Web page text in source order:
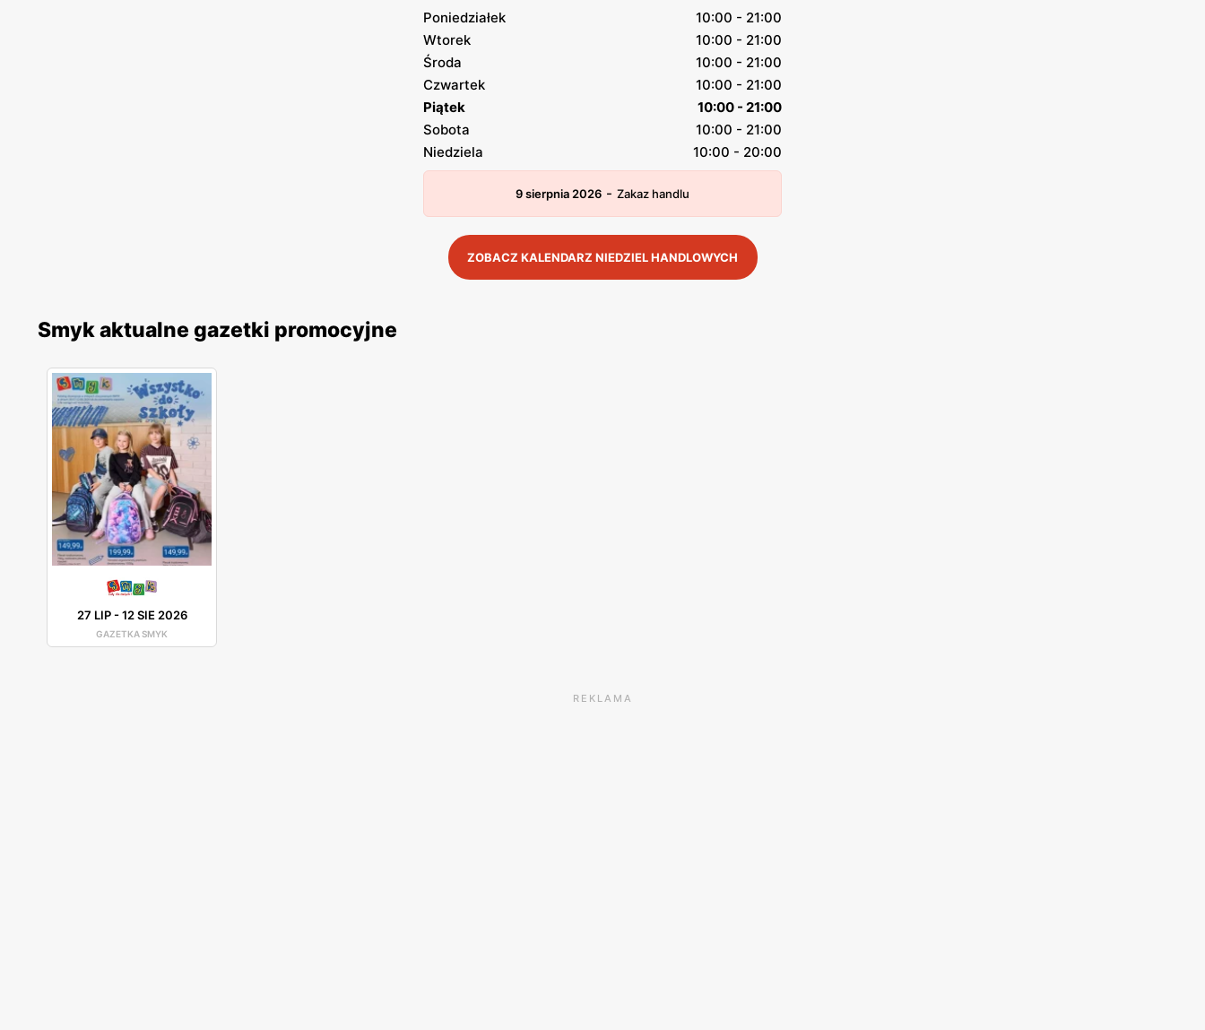
Poniedziałek
10:00 - 21:00
Wtorek
10:00 - 21:00
Środa
10:00 - 21:00
Czwartek
10:00 - 21:00
Piątek
10:00 - 21:00
Sobota
10:00 - 21:00
Niedziela
10:00 - 20:00
9 sierpnia 2026 - Zakaz handlu
ZOBACZ KALENDARZ NIEDZIEL HANDLOWYCH
Smyk aktualne gazetki promocyjne
27 LIP-12 SIE 2026
GAZETKA SMYK
REKLAMA